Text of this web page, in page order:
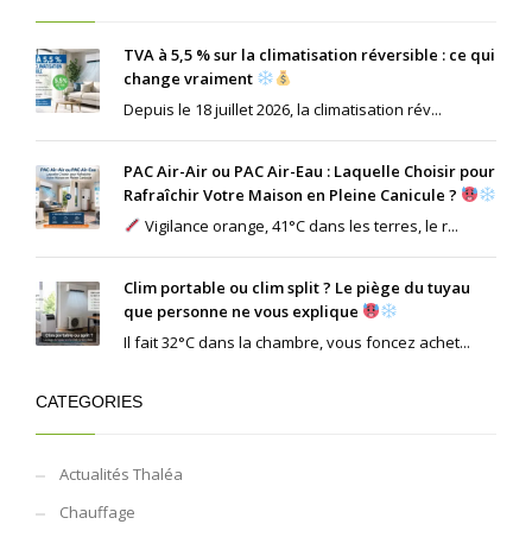
TVA à 5,5 % sur la climatisation réversible : ce qui
change vraiment
Depuis le 18 juillet 2026, la climatisation rév...
PAC Air-Air ou PAC Air-Eau : Laquelle Choisir pour
Rafraîchir Votre Maison en Pleine Canicule ?
Vigilance orange, 41°C dans les terres, le r...
Clim portable ou clim split ? Le piège du tuyau
que personne ne vous explique
Il fait 32°C dans la chambre, vous foncez achet...
CATEGORIES
Actualités Thaléa
Chauffage